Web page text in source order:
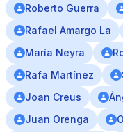
Roberto Guerra
Rafael Amargo La
María Neyra
Rafa Martínez
Joan Creus
Juan Orenga